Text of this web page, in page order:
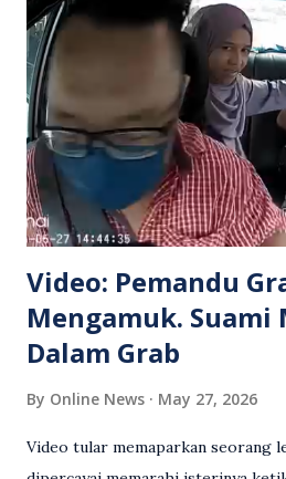
Video: Pemandu
Mengamuk. Suami
Dalam Grab
By Online News May 27, 2026
Video tular memaparkan seorang